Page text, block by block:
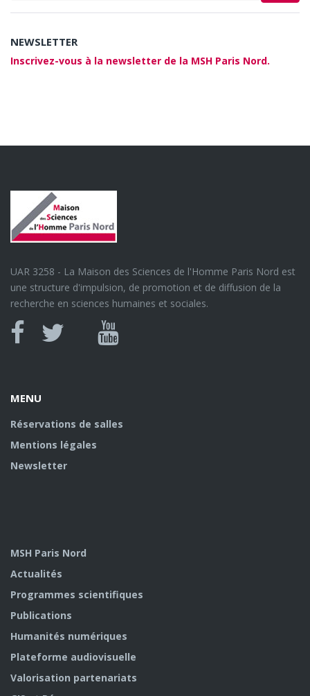
NEWSLETTER
Inscrivez-vous à la newsletter de la MSH Paris Nord.
UAR 3258 - La Maison des Sciences de l'Homme Paris Nord est
une structure d'impulsion, de promotion et de diffusion de la
recherche en sciences humaines et sociales.
Canal
MENU
Réservations de salles
Mentions légales
Newsletter
MSH Paris Nord
Actualités
Programmes scientifiques
Publications
Humanités numériques
Plateforme audiovisuelle
Valorisation partenariats